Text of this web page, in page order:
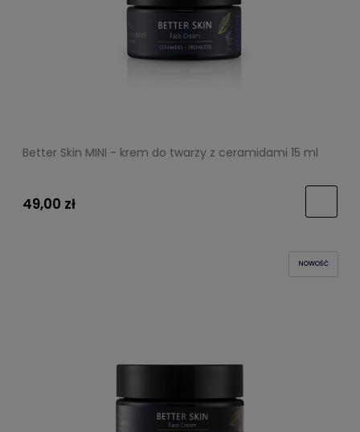
Better Skin MINI - krem do twarzy z ceramidami 15 ml
49,00 zł
NOWOŚĆ